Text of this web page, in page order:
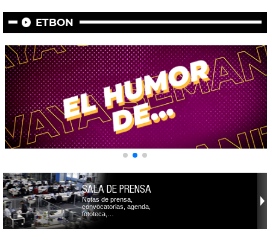
ETBON
SALA DE PRENSA
Notas de prensa,
convocatorias, agenda,
fototeca,…